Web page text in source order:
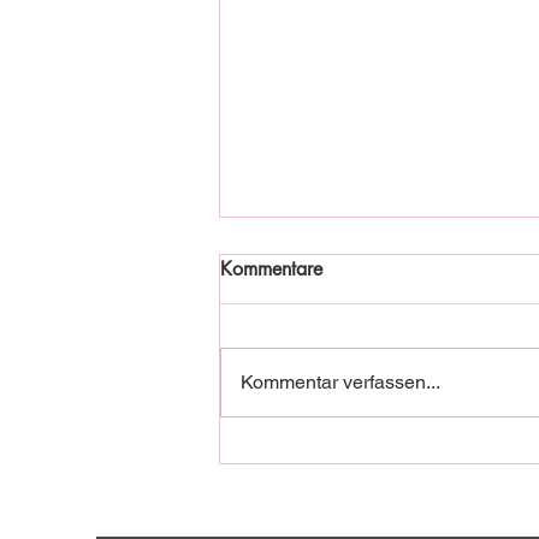
Fischadler in Not!
Kommentare
Kommentar verfassen...